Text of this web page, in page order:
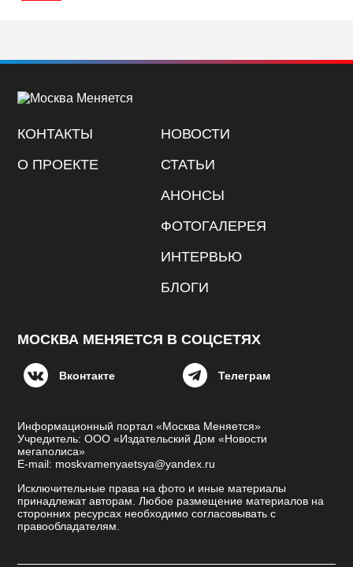
КОНТАКТЫ
О ПРОЕКТЕ
НОВОСТИ
СТАТЬИ
АНОНСЫ
ФОТОГАЛЕРЕЯ
ИНТЕРВЬЮ
БЛОГИ
МОСКВА МЕНЯЕТСЯ В СОЦСЕТЯХ
Вконтакте Телеграм
Информационный портал «Москва Меняется»
Учредитель: ООО «Издательский Дом «Новости
мегаполиса»
E-mail: moskvamenyaetsya@yandex.ru
Исключительные права на фото и иные материалы
принадлежат авторам. Любое размещение материалов на
сторонних ресурсах необходимо согласовывать с
правообладателям.